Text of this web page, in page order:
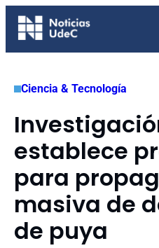
Saltar
Ciencia & Tecnología
establece
para
masiva de
de puya